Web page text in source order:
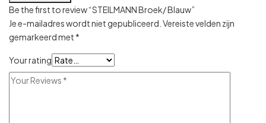
Be the first to review “STEILMANN Broek/ Blauw”
Je e-mailadres wordt niet gepubliceerd. Vereiste velden zijn
gemarkeerd met *
Your rating